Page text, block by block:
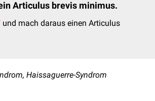
Articulus brevis minimus.
und mach daraus einen Articulus
Haissaguerre-Syndrom